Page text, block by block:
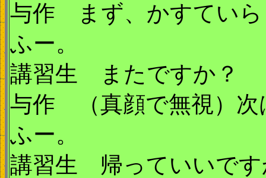
与作 まず、かすていら
ふー。
講習生 またですか？
与作 （真顔で無視）次
ふー。
講習生 帰っていいです